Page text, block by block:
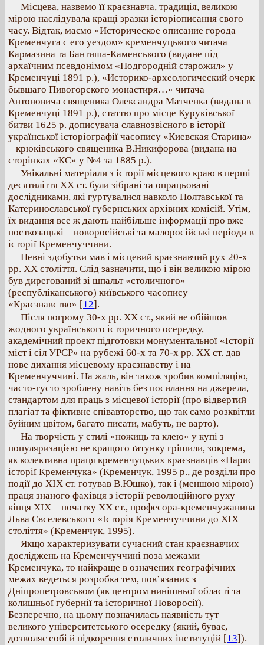
Місцева, назвемо її краєзнавча, традиція, великою
мірою наслідувала кращі зразки історіописання свого
часу. Відтак, маємо «Историческое описание города
Кременчуга с его уездом» кременчуцького читача
Кармазина та Бантиша-Каменського (видане під
архаїчним псевдонімом «Подгородній старожил» у
Кременчуці 1891 р.), «Историко-археологический очерк
бывшаго Пивогорского монастиря…» читача
Антоновича священика Олександра Матченка (видана в
Кременчуці 1891 р.), статтю про місце Куруківської
битви 1625 р. дописувача славнозвісного в історії
української історіографії часопису «Киевская Старина»
– крюківського священика В.Никифорова (видана на
сторінках «КС» у №4 за 1885 р.).
Унікальні матеріали з історії місцевого краю в перші
десятиліття ХХ ст. були зібрані та опрацьовані
дослідниками, які гуртувалися навколо Полтавської та
Катеринославської губернських архівних комісій. Утім,
їх видання все ж дають найбільше інформації про вже
посткозацькі – новоросійські та малоросійські періоди в
історії Кременчуччини.
Певні здобутки мав і місцевий краєзнавчий рух 20-х
рр. ХХ століття. Слід зазначити, що і він великою мірою
був дирегований зі шпальт «столичного»
(республіканського) київського часопису
«Краєзнавство» [12].
Після погрому 30-х рр. ХХ ст., який не обійшов
жодного українського історичного осередку,
академічний проект підготовки монументальної «Історії
міст і сіл УРСР» на рубежі 60-х та 70-х рр. ХХ ст. дав
нове дихання місцевому краєзнавству і на
Кременчуччині. На жаль, він також зробив компіляцію,
часто-густо зроблену навіть без посилання на джерела,
стандартом для праць з місцевої історії (про відвертий
плагіат та фіктивне співавторство, що так само розквітли
буйним цвітом, багато писати, мабуть, не варто).
На творчість у стилі «ножиць та клею» у купі з
популяризацією не кращого ґатунку грішили, зокрема,
як колективна праця кременчуцьких краєзнавців «Нарис
історії Кременчука» (Кременчук, 1995 р., де розділи про
події до ХІХ ст. готував В.Юшко), так і (меншою мірою)
праця знаного фахівця з історії революційного руху
кінця ХІХ – початку ХХ ст., професора-кременчужанина
Льва Євселевського «Історія Кременчуччини до ХІХ
століття» (Кременчук, 1995).
Якщо характеризувати сучасний стан краєзнавчих
досліджень на Кременчуччині поза межами
Кременчука, то найкраще в означених географічних
межах ведеться розробка тем, пов’язаних з
Дніпропетровськом (як центром нинішньої області та
колишньої губернії та історичної Новоросії).
Безперечно, на цьому позначилась наявність тут
великого університетського осередку (який, буває,
дозволяє собі й підкорення столичних інституцій [13]).